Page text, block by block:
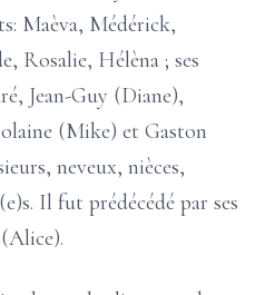
Maèva, Médérick,
Rosalie, Hélèna ; ses
Jean-Guy (Diane),
(Mike) et Gaston
neveux, nièces,
Il fut prédécédé par ses